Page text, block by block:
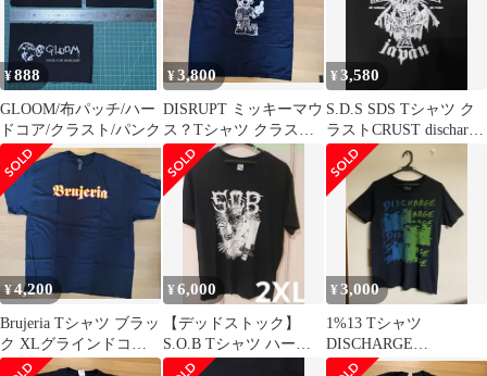
¥888
GLOOM/布パッチ/ハー
ドコア/クラスト/パンク
¥3,800
DISRUPT ミッキーマウ
ス？Tシャツ クラスト
コア グラインドコア
¥3,580
S.D.S SDS Tシャツ ク
ラストCRUST discharge
GISM
¥4,200
Brujeria Tシャツ ブラッ
ク XLグラインドコ
ア パワーバイオレン
¥6,000
【デッドストック】
S.O.B Tシャツ ハード
コアパンク ジャパコア
¥3,000
1%13 Tシャツ
DISCHARGE
TAKACHO